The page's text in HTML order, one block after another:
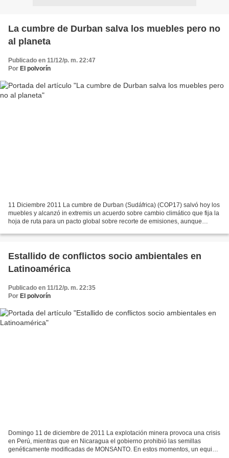
La cumbre de Durban salva los muebles pero no
al planeta
Publicado en 11/12/p. m. 22:47
Por El polvorín
11 Diciembre 2011 La cumbre de Durban (Sudáfrica) (COP17) salvó hoy los
muebles y alcanzó in extremis un acuerdo sobre cambio climático que fija la
hoja de ruta para un pacto global sobre recorte de emisiones, aunque
Estallido de conflictos socio ambientales en
Latinoamérica
Publicado en 11/12/p. m. 22:35
Por El polvorín
Domingo 11 de diciembre de 2011 La explotación minera provoca una crisis
en Perú, mientras que en Nicaragua el gobierno prohibió las semillas
genéticamente modificadas de MONSANTO. En estos momentos, un equipo